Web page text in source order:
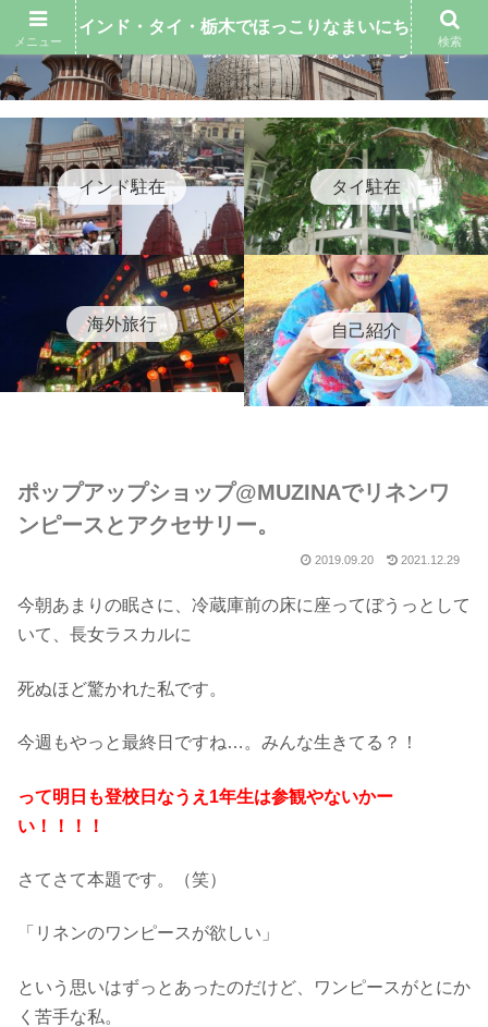
インド駐在 タイ駐在
海外旅行 自己紹介
ポップアップショップ@MUZINAでリネンワ
ンピースとアクセサリー。
2019.09.20 2021.12.29
今朝あまりの眠さに、冷蔵庫前の床に座ってぼうっとして
いて、長女ラスカルに
死ぬほど驚かれた私です。
今週もやっと最終日ですね…。みんな生きてる？！
って明日も登校日なうえ1年生は参観やないかー
い！！！！
さてさて本題です。（笑）
「リネンのワンピースが欲しい」
という思いはずっとあったのだけど、ワンピースがとにか
く苦手な私。
メニュー
インド・タイ・栃木でほっこりなまいにち
検索